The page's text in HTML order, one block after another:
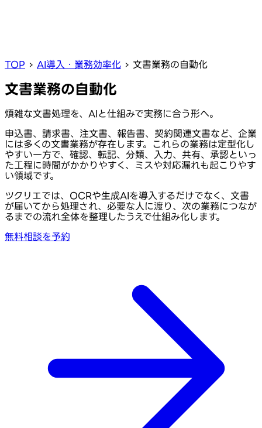
TOP › AI導入・業務効率化 › 文書業務の自動化
文書業務の自動化
煩雑な文書処理を、AIと仕組みで実務に合う形へ。
申込書、請求書、注文書、報告書、契約関連文書など、企業
には多くの文書業務が存在します。これらの業務は定型化し
やすい一方で、確認、転記、分類、入力、共有、承認といっ
た工程に時間がかかりやすく、ミスや対応漏れも起こりやす
い領域です。
ツクリエでは、OCRや生成AIを導入するだけでなく、文書
が届いてから処理され、必要な人に渡り、次の業務につなが
るまでの流れ全体を整理したうえで仕組み化します。
無料相談を予約